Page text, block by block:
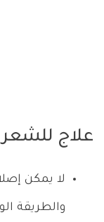
علاج
لا يمكن
والطريقة